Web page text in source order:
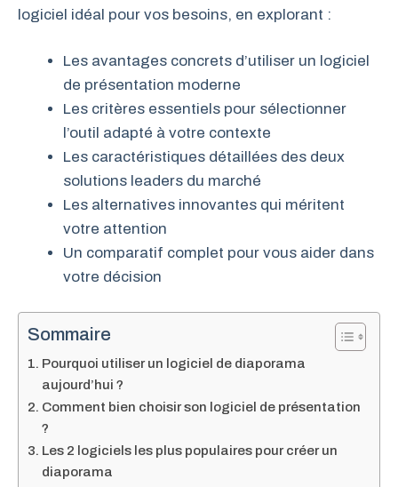
logiciel idéal pour vos besoins, en explorant :
Les avantages concrets d’utiliser un logiciel
de présentation moderne
Les critères essentiels pour sélectionner
l’outil adapté à votre contexte
Les caractéristiques détaillées des deux
solutions leaders du marché
Les alternatives innovantes qui méritent
votre attention
Un comparatif complet pour vous aider dans
votre décision
Sommaire
Pourquoi utiliser un logiciel de diaporama
aujourd’hui ?
Comment bien choisir son logiciel de présentation
?
Les 2 logiciels les plus populaires pour créer un
diaporama